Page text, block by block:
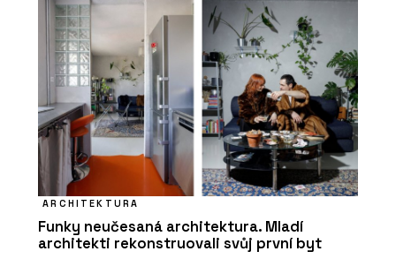
ARCHITEKTURA
Funky neučesaná architektura. Mladí
architekti rekonstruovali svůj první byt